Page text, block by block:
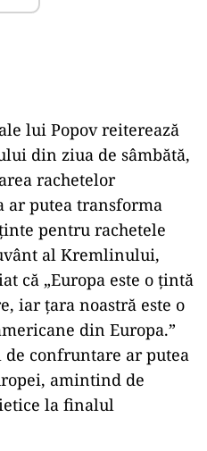
lui Popov reiterează
din ziua de sâmbătă,
rachetelor
ar putea transforma
pentru rachetele
al Kremlinului,
că „Europa este o țintă
iar țara noastră este o
din Europa.”
de confruntare ar putea
amintind de
la finalul